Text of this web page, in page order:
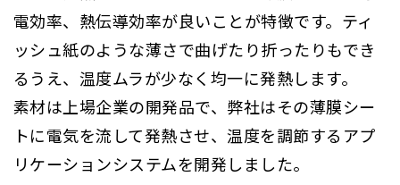
電効率、熱伝導効率が良いことが特徴です。ティ
ッシュ紙のような薄さで曲げたり折ったりもでき
るうえ、温度ムラが少なく均一に発熱します。
素材は上場企業の開発品で、弊社はその薄膜シー
トに電気を流して発熱させ、温度を調節するアプ
リケーションシステムを開発しました。